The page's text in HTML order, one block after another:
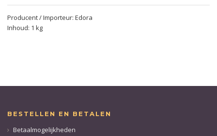
Producent / Importeur: Edora
Inhoud: 1 kg
BESTELLEN EN BETALEN
Betaalmogelijkheden